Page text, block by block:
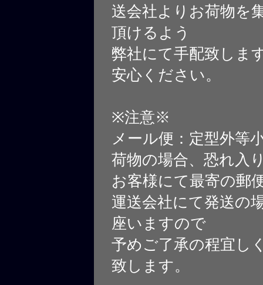
送会社よりお荷物を
頂けるよう
弊社にて手配致しま
安心ください。
※注意※
メール便：定型外等
荷物の場合、恐れ入
お客様にて最寄の郵
運送会社にて発送の
座いますので
予めご了承の程宜し
致します。